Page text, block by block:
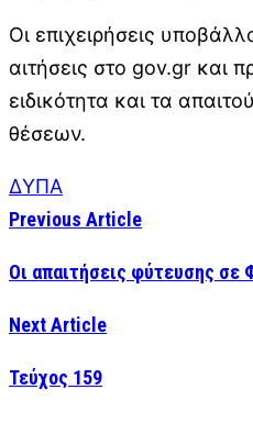
Οι επιχειρήσεις
αιτήσεις στο gov.gr και
ειδικότητα και τα
θέσεων.
ΔΥΠΑ
Previous Article
Οι απαιτήσεις φύτευσης σε
Next Article
Τεύχος 159